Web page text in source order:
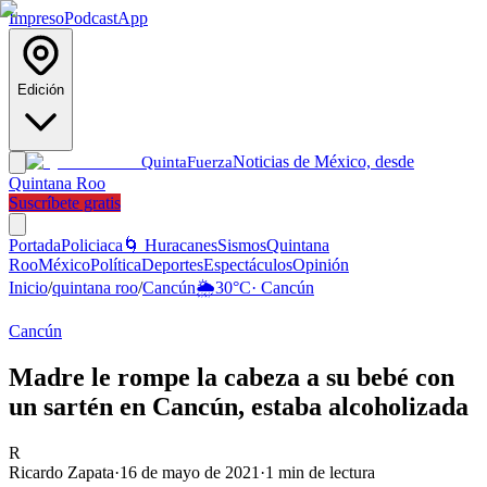
ImpresoPodcastApp
Edición
QuintaFuerzaNoticias de México, desde
Quintana Roo
Suscríbete gratis
PortadaPoliciaca 🌀 HuracanesSismosQuintana
RooMéxicoPolíticaDeportesEspectáculosOpinión
Inicio/quintana roo/Cancún🌦️30°C· Cancún
Cancún
Madre le rompe la cabeza a su bebé con
un sartén en Cancún, estaba alcoholizada
R
Ricardo Zapata·16 de mayo de 2021 ·1 min de lectura